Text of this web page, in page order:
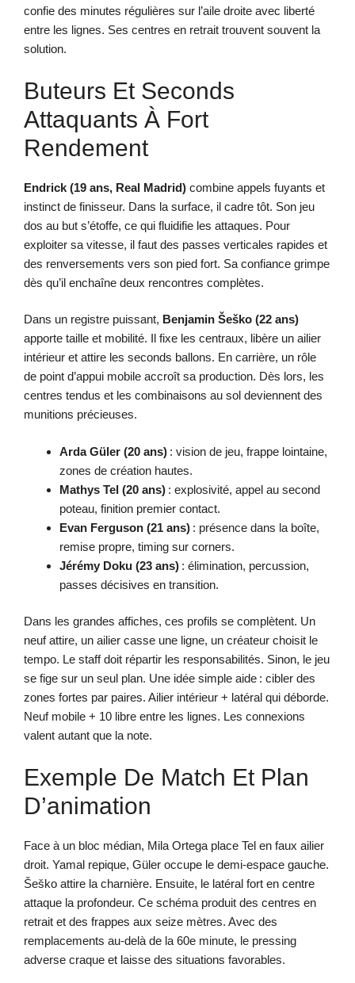
confie des minutes régulières sur l’aile droite avec liberté
entre les lignes. Ses centres en retrait trouvent souvent la
solution.
Buteurs Et Seconds
Attaquants À Fort
Rendement
Endrick (19 ans, Real Madrid) combine appels fuyants et
instinct de finisseur. Dans la surface, il cadre tôt. Son jeu
dos au but s’étoffe, ce qui fluidifie les attaques. Pour
exploiter sa vitesse, il faut des passes verticales rapides et
des renversements vers son pied fort. Sa confiance grimpe
dès qu’il enchaîne deux rencontres complètes.
Dans un registre puissant, Benjamin Šeško (22 ans)
apporte taille et mobilité. Il fixe les centraux, libère un ailier
intérieur et attire les seconds ballons. En carrière, un rôle
de point d’appui mobile accroît sa production. Dès lors, les
centres tendus et les combinaisons au sol deviennent des
munitions précieuses.
Arda Güler (20 ans) : vision de jeu, frappe lointaine,
zones de création hautes.
Mathys Tel (20 ans) : explosivité, appel au second
poteau, finition premier contact.
Evan Ferguson (21 ans) : présence dans la boîte,
remise propre, timing sur corners.
Jérémy Doku (23 ans) : élimination, percussion,
passes décisives en transition.
Dans les grandes affiches, ces profils se complètent. Un
neuf attire, un ailier casse une ligne, un créateur choisit le
tempo. Le staff doit répartir les responsabilités. Sinon, le jeu
se fige sur un seul plan. Une idée simple aide : cibler des
zones fortes par paires. Ailier intérieur + latéral qui déborde.
Neuf mobile + 10 libre entre les lignes. Les connexions
valent autant que la note.
Exemple De Match Et Plan
D’animation
Face à un bloc médian, Mila Ortega place Tel en faux ailier
droit. Yamal repique, Güler occupe le demi-espace gauche.
Šeško attire la charnière. Ensuite, le latéral fort en centre
attaque la profondeur. Ce schéma produit des centres en
retrait et des frappes aux seize mètres. Avec des
remplacements au-delà de la 60e minute, le pressing
adverse craque et laisse des situations favorables.